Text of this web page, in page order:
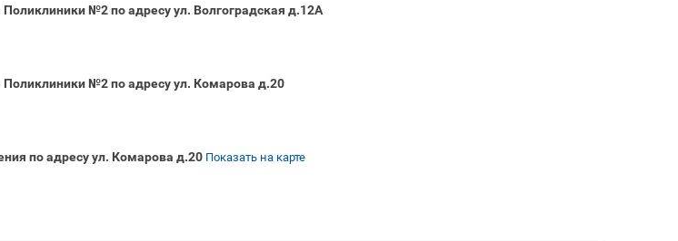
№2 по адресу ул. Волгоградская д.12А
№2 по адресу ул. Комарова д.20
по адресу ул. Комарова д.20 Показать на карте